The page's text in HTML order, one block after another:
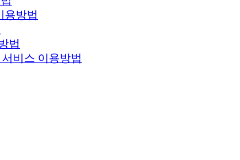
용방법
법
비스 이용방법